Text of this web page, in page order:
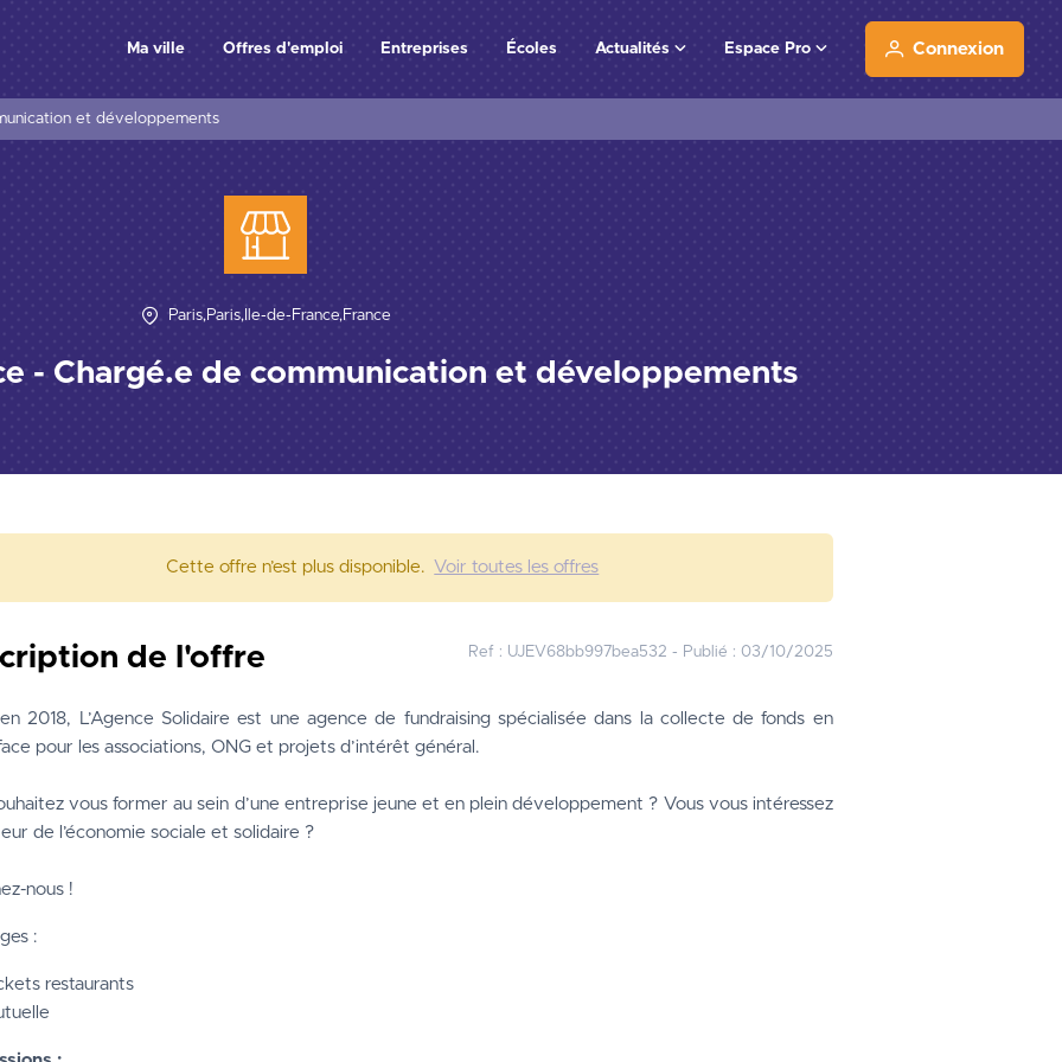
Ma ville Offres d'emploi Entreprises Écoles Actualités Espace Pro Connexion
et développements
Paris,Paris,Île-de-France,France
- Chargé.e de communication et développements
Cette offre n’est plus disponible. Voir toutes les offres
de l'offre Ref : UJEV68bb997bea532 - Publié : 03/10/2025
2018, L’Agence Solidaire est une agence de fundraising spécialisée dans la collecte de fonds en
pour les associations, ONG et projets d’intérêt général.
vous former au sein d’une entreprise jeune et en plein développement ? Vous vous intéressez
de l’économie sociale et solidaire ?
nous !
:
restaurants